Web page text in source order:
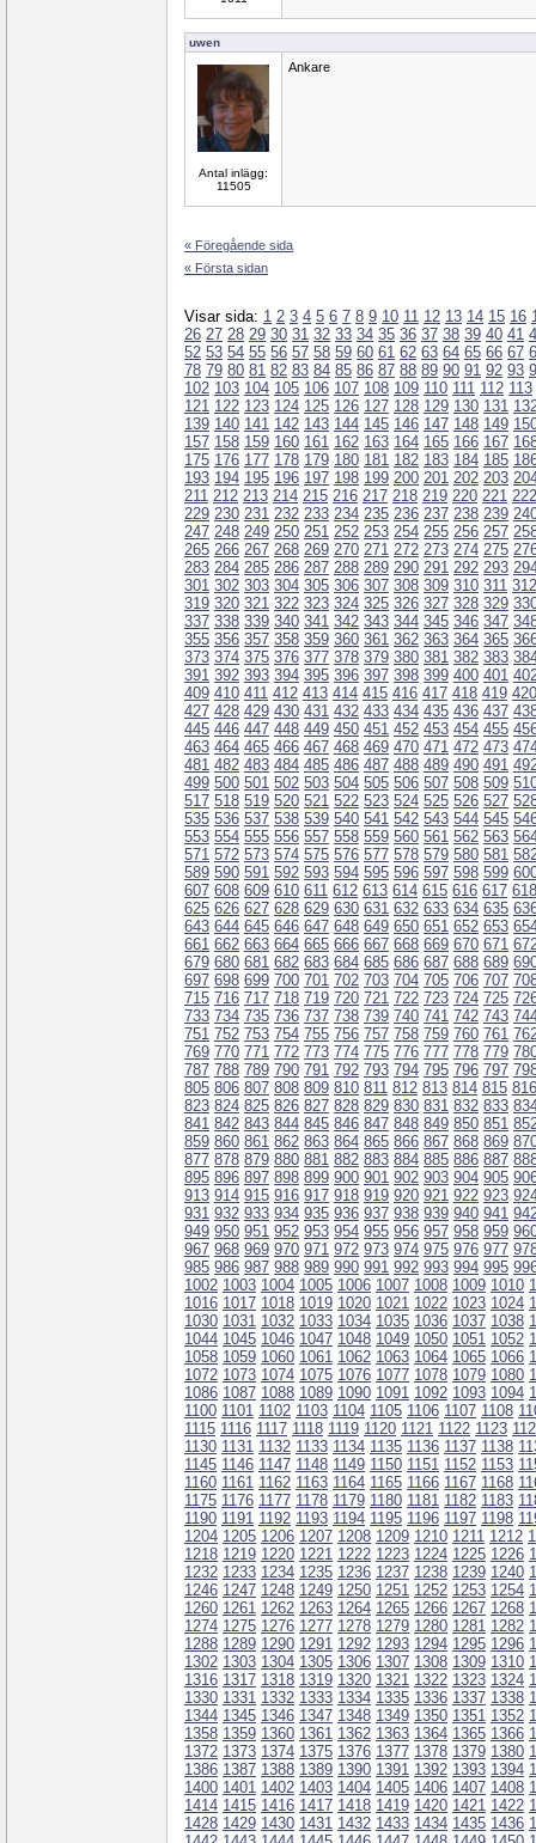
uwen
Antal inlägg:
11505
Ankare
« Föregående sida
« Första sidan
Visar sida: 1 2 3 4 5 6 7 8 9 10 11 12 13 14 15 16
26 27 28 29 30 31 32 33 34 35 36 37 38 39 40 41
52 53 54 55 56 57 58 59 60 61 62 63 64 65 66 67
78 79 80 81 82 83 84 85 86 87 88 89 90 91 92 93
102 103 104 105 106 107 108 109 110 111 112 113
121 122 123 124 125 126 127 128 129 130 131
139 140 141 142 143 144 145 146 147 148 149
157 158 159 160 161 162 163 164 165 166 167
175 176 177 178 179 180 181 182 183 184 185
193 194 195 196 197 198 199 200 201 202 203
211 212 213 214 215 216 217 218 219 220 221 222
229 230 231 232 233 234 235 236 237 238 239
247 248 249 250 251 252 253 254 255 256 257
265 266 267 268 269 270 271 272 273 274 275
283 284 285 286 287 288 289 290 291 292 293
301 302 303 304 305 306 307 308 309 310 311 312
319 320 321 322 323 324 325 326 327 328 329
337 338 339 340 341 342 343 344 345 346 347
355 356 357 358 359 360 361 362 363 364 365
373 374 375 376 377 378 379 380 381 382 383
391 392 393 394 395 396 397 398 399 400 401
409 410 411 412 413 414 415 416 417 418 419 420
427 428 429 430 431 432 433 434 435 436 437
445 446 447 448 449 450 451 452 453 454 455
463 464 465 466 467 468 469 470 471 472 473
481 482 483 484 485 486 487 488 489 490 491
499 500 501 502 503 504 505 506 507 508 509
517 518 519 520 521 522 523 524 525 526 527
535 536 537 538 539 540 541 542 543 544 545
553 554 555 556 557 558 559 560 561 562 563
571 572 573 574 575 576 577 578 579 580 581
589 590 591 592 593 594 595 596 597 598 599
607 608 609 610 611 612 613 614 615 616 617 618
625 626 627 628 629 630 631 632 633 634 635
643 644 645 646 647 648 649 650 651 652 653
661 662 663 664 665 666 667 668 669 670 671
679 680 681 682 683 684 685 686 687 688 689
697 698 699 700 701 702 703 704 705 706 707
715 716 717 718 719 720 721 722 723 724 725
733 734 735 736 737 738 739 740 741 742 743
751 752 753 754 755 756 757 758 759 760 761
769 770 771 772 773 774 775 776 777 778 779
787 788 789 790 791 792 793 794 795 796 797
805 806 807 808 809 810 811 812 813 814 815 816
823 824 825 826 827 828 829 830 831 832 833
841 842 843 844 845 846 847 848 849 850 851
859 860 861 862 863 864 865 866 867 868 869
877 878 879 880 881 882 883 884 885 886 887
895 896 897 898 899 900 901 902 903 904 905
913 914 915 916 917 918 919 920 921 922 923
931 932 933 934 935 936 937 938 939 940 941
949 950 951 952 953 954 955 956 957 958 959
967 968 969 970 971 972 973 974 975 976 977
985 986 987 988 989 990 991 992 993 994 995
1002 1003 1004 1005 1006 1007 1008 1009 1010
1016 1017 1018 1019 1020 1021 1022 1023 1024
1030 1031 1032 1033 1034 1035 1036 1037 1038
1044 1045 1046 1047 1048 1049 1050 1051 1052
1058 1059 1060 1061 1062 1063 1064 1065 1066
1072 1073 1074 1075 1076 1077 1078 1079 1080
1086 1087 1088 1089 1090 1091 1092 1093 1094
1100 1101 1102 1103 1104 1105 1106 1107 1108
1115 1116 1117 1118 1119 1120 1121 1122 1123
1130 1131 1132 1133 1134 1135 1136 1137 1138
1145 1146 1147 1148 1149 1150 1151 1152 1153
1160 1161 1162 1163 1164 1165 1166 1167 1168
1175 1176 1177 1178 1179 1180 1181 1182 1183
1190 1191 1192 1193 1194 1195 1196 1197 1198
1204 1205 1206 1207 1208 1209 1210 1211 1212
1218 1219 1220 1221 1222 1223 1224 1225 1226
1232 1233 1234 1235 1236 1237 1238 1239 1240
1246 1247 1248 1249 1250 1251 1252 1253 1254
1260 1261 1262 1263 1264 1265 1266 1267 1268
1274 1275 1276 1277 1278 1279 1280 1281 1282
1288 1289 1290 1291 1292 1293 1294 1295 1296
1302 1303 1304 1305 1306 1307 1308 1309 1310
1316 1317 1318 1319 1320 1321 1322 1323 1324
1330 1331 1332 1333 1334 1335 1336 1337 1338
1344 1345 1346 1347 1348 1349 1350 1351 1352
1358 1359 1360 1361 1362 1363 1364 1365 1366
1372 1373 1374 1375 1376 1377 1378 1379 1380
1386 1387 1388 1389 1390 1391 1392 1393 1394
1400 1401 1402 1403 1404 1405 1406 1407 1408
1414 1415 1416 1417 1418 1419 1420 1421 1422
1428 1429 1430 1431 1432 1433 1434 1435 1436